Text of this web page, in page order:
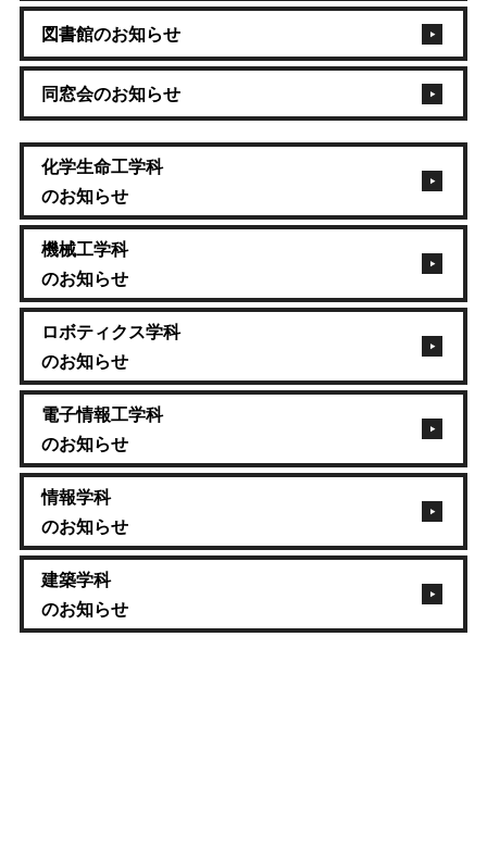
図書館のお知らせ
同窓会のお知らせ
化学生命工学科
のお知らせ
機械工学科
のお知らせ
ロボティクス学科
のお知らせ
電子情報工学科
のお知らせ
情報学科
のお知らせ
建築学科
のお知らせ